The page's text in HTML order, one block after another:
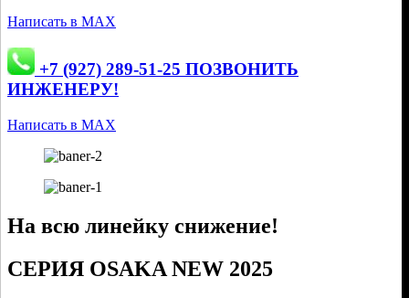
Написать в MAX
+7 (927) 289-51-25 ПОЗВОНИТЬ
ИНЖЕНЕРУ!
Написать в MAX
На всю линейку снижение!
СЕРИЯ OSAKA NEW 2025